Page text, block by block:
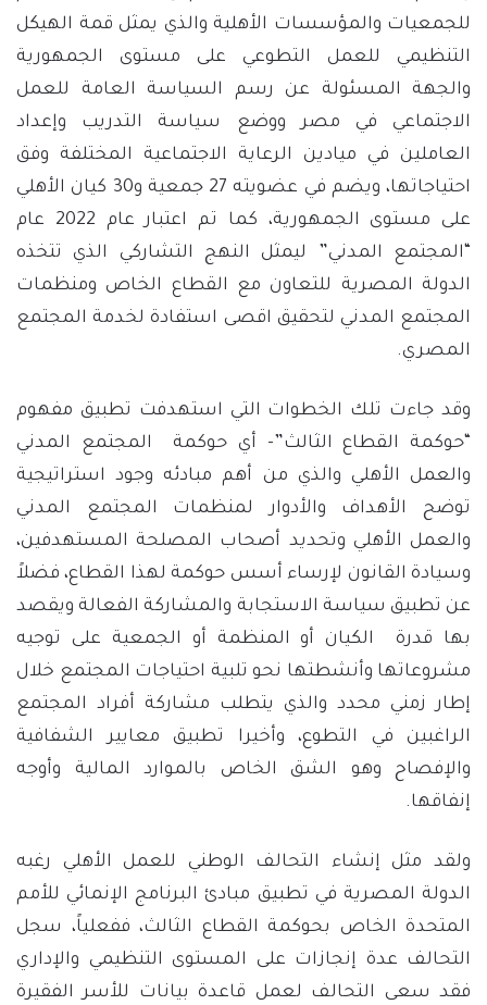
للجمعيات والمؤسسات الأهلية والذي يمثل قمة الهيكل
التنظيمي للعمل التطوعي على مستوى الجمهورية
والجهة المسئولة عن رسم السياسة العامة للعمل
‏الاجتماعي في مصر ووضع سياسة التدريب وإعداد
العاملين في ميادين الرعاية الاجتماعية المختلفة ‏وفق
احتياجاتها، ويضم في عضويته 27 جمعية و30 كيان الأهلي
على مستوى الجمهورية، كما تم اعتبار عام 2022 عام
“المجتمع المدني” ليمثل النهج التشاركي الذي تتخذه
الدولة المصرية للتعاون مع القطاع الخاص ومنظمات
المجتمع المدني لتحقيق اقصى استفادة لخدمة المجتمع
المصري.
وقد جاءت تلك الخطوات التي استهدفت تطبيق مفهوم
“حوكمة القطاع الثالث”- أي حوكمة المجتمع المدني
والعمل الأهلي والذي من أهم مبادئه وجود استراتيجية
توضح الأهداف والأدوار لمنظمات المجتمع المدني
والعمل الأهلي وتحديد أصحاب المصلحة المستهدفين،
وسيادة القانون لإرساء أسس حوكمة لهذا القطاع، فضلاً
عن تطبيق سياسة الاستجابة والمشاركة الفعالة ويقصد
بها قدرة الكيان أو المنظمة أو الجمعية على توجيه
مشروعاتها وأنشطتها نحو تلبية احتياجات المجتمع خلال
إطار زمني محدد والذي يتطلب مشاركة أفراد المجتمع
الراغبين في التطوع، وأخيرا تطبيق معايير الشفافية
والإفصاح وهو الشق الخاص بالموارد المالية وأوجه
إنفاقها.
ولقد مثل إنشاء التحالف الوطني للعمل الأهلي رغبه
الدولة المصرية في تطبيق مبادئ البرنامج الإنمائي للأمم
المتحدة الخاص بحوكمة القطاع الثالث، ففعلياً، سجل
التحالف عدة إنجازات على المستوى التنظيمي والإداري
فقد سعى التحالف لعمل قاعدة بيانات للأسر الفقيرة